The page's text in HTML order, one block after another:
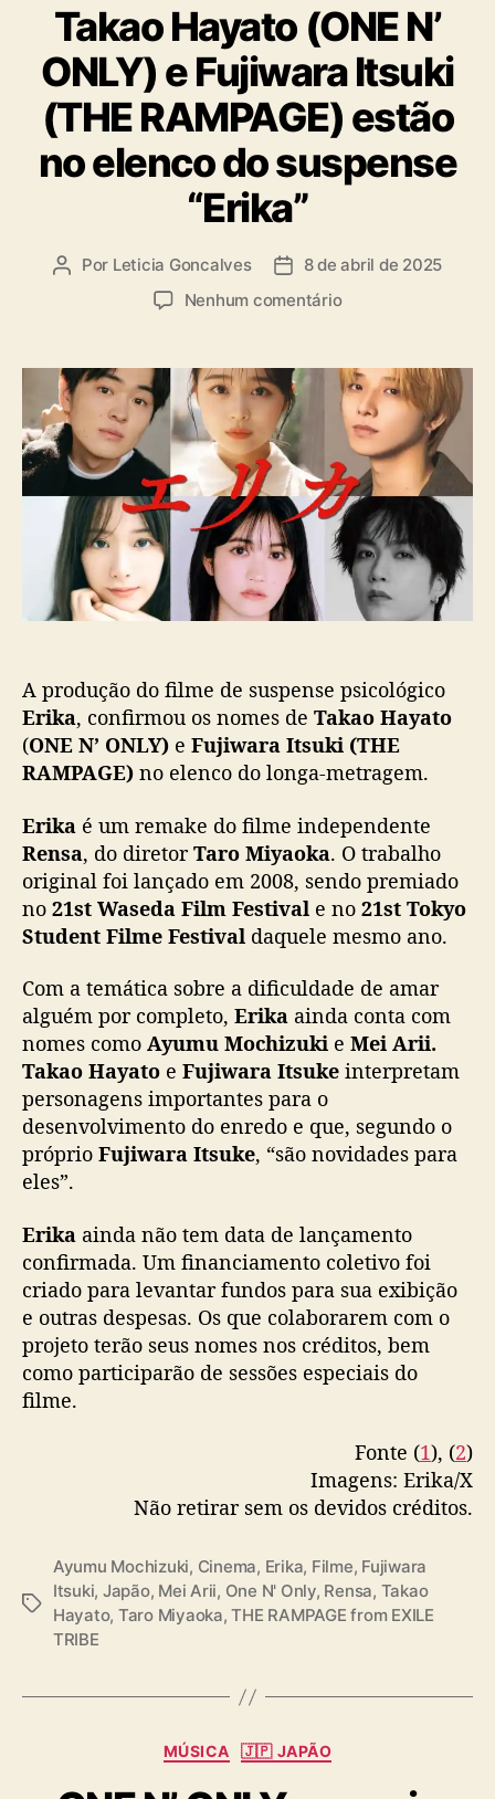
t
e
g
o
r
i
a
s
Takao Hayato (ONE N’
ONLY) e Fujiwara Itsuki
(THE RAMPAGE) estão
no elenco do suspense
“Erika”
A
r
d
o
p
o
t
Por Leticia Goncalves
D
d
e
p
u
b
l
c
a
ç
ã
8 de abril de 2025
Nenhum comentárioe
a
k
a
o
H
a
y
a
t
E
N
’
O
N
Y
)
e
F
u
i
a
r
a
t
s
(
T
H
E
R
A
E
)
s
t
ã
A produção do filme de suspense psicológico
Erika, confirmou os nomes de Takao Hayato
(ONE N’ ONLY) e Fujiwara Itsuki (THE
RAMPAGE) no elenco do longa-metragem.
Erika é um remake do filme independente
Rensa, do diretorTaro Miyaoka. O trabalho
original foi lançado em 2008, sendo premiado
no 21st Waseda Film Festival e no 21st Tokyo
Student Filme Festival daquele mesmo ano.
Com a temática sobre a dificuldade de amar
alguém por completo, Erika ainda conta com
nomes como Ayumu Mochizuki e Mei Arii.
Takao Hayato e Fujiwara Itsuke interpretam
personagens importantes para o
desenvolvimento do enredo e que, segundo o
próprio Fujiwara Itsuke, “são novidades para
eles”.
Erika ainda não tem data de lançamento
confirmada. Um financiamento coletivo foi
criado para levantar fundos para sua exibição
e outras despesas. Os que colaborarem com o
projeto terão seus nomes nos créditos, bem
como participarão de sessões especiais do
filme.
Fonte (1), (2)
Imagens: Erika/X
Não retirar sem os devidos créditos.
T
Ayumu Mochizuki, Cinema, Erika, Filme, Fujiwara
Itsuki, Japão, Mei Arii, One N' Only, Rensa, Takao
Hayato, Taro Miyaoka,THE RAMPAGE from EXILE
TRIBE
C
MÚSICA 🇯🇵 JAPÃO